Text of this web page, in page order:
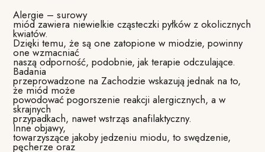
Alergie – surowy
miód zawiera niewielkie cząsteczki pyłków z okolicznych
kwiatów.
Dzięki temu, że są one zatopione w miodzie, powinny
one wzmacniać
naszą odporność, podobnie, jak terapie odczulające.
Badania
przeprowadzone na Zachodzie wskazują jednak na to,
że miód może
powodować pogorszenie reakcji alergicznych, a w
skrajnych
przypadkach, nawet wstrząs anafilaktyczny.
Inne objawy,
towarzyszące jakoby jedzeniu miodu, to swędzenie,
pęcherze oraz